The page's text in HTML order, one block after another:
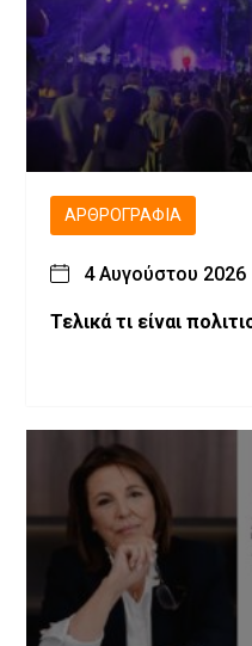
ΑΡΘΡΟΓΡΑΦΊΑ
4 Αυγούστου 2026
Τελικά τι είναι